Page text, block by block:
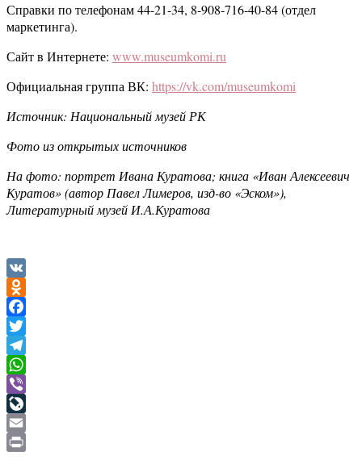
Справки по телефонам 44-21-34, 8-908-716-40-84 (отдел
маркетинга).
Сайт в Интернете: www.museumkomi.ru
Официальная группа ВК: https://vk.com/museumkomi
Источник: Национальный музей РК
Фото из открытых источников
На фото: портрет Ивана Куратова; книга «Иван Алексеевич
Куратов» (автор Павел Лимеров, изд-во «Эском»),
Литературный музей И.А.Куратова
VK
Odnoklassniki
Facebook
Twitter
Telegram
WhatsApp
Viber
LiveJournal
Email